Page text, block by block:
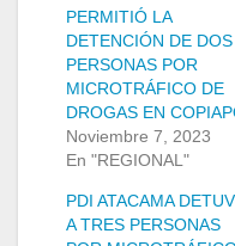
PERMITIÓ LA
DETENCIÓN DE DOS
PERSONAS POR
MICROTRÁFICO DE
DROGAS EN
Noviembre 7, 2023
En "REGIONAL"
PDI ATACAMA
A TRES PERSONAS